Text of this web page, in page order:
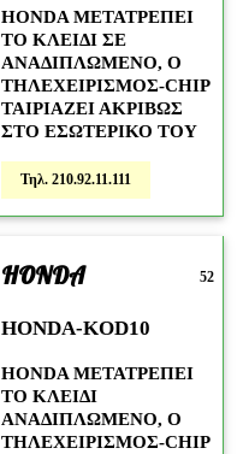
HONDA ΜΕΤΑΤΡΕΠΕΙ
ΤΟ ΚΛΕΙΔΙ ΣΕ
ΑΝΑΔΙΠΛΩΜΕΝΟ, Ο
ΤΗΛΕΧΕΙΡΙΣΜΟΣ-CHIP
ΤΑΙΡΙΑΖΕΙ ΑΚΡΙΒΩΣ
ΣΤΟ ΕΣΩΤΕΡΙΚΟ ΤΟΥ
Τηλ. 210.92.11.111
HONDA
HONDA-KOD10
HONDA ΜΕΤΑΤΡΕΠΕΙ
ΤΟ ΚΛΕΙΔΙ
ΑΝΑΔΙΠΛΩΜΕΝΟ, Ο
ΤΗΛΕΧΕΙΡΙΣΜΟΣ-CHIP
52